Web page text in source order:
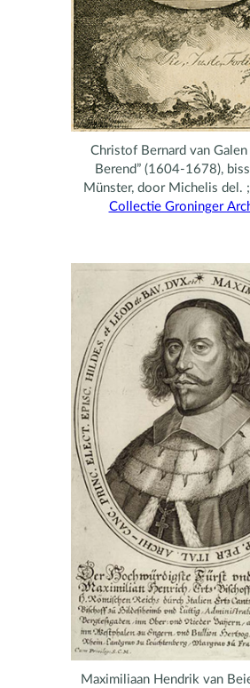
Christof Bernard van Galen
Berend” (1604-1678),
Münster, door Michelis del.
Collectie Groninger
Maximiliaan Hendrik van